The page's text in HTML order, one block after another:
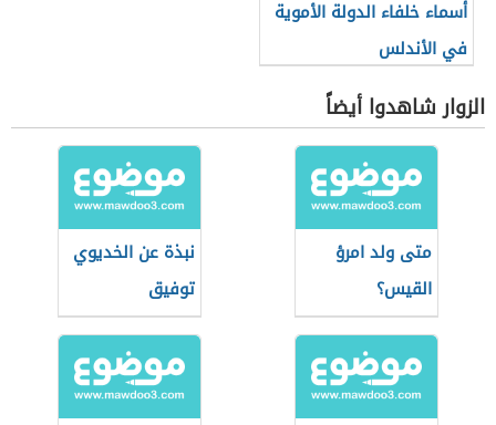
أسماء خلفاء الدولة الأموية
في الأندلس
الزوار شاهدوا أيضاً
متى ولد امرؤ
القيس؟
نبذة عن الخديوي
توفيق